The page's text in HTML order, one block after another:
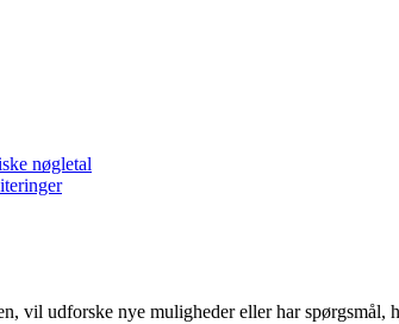
nøgletal
vil udforske nye muligheder eller har